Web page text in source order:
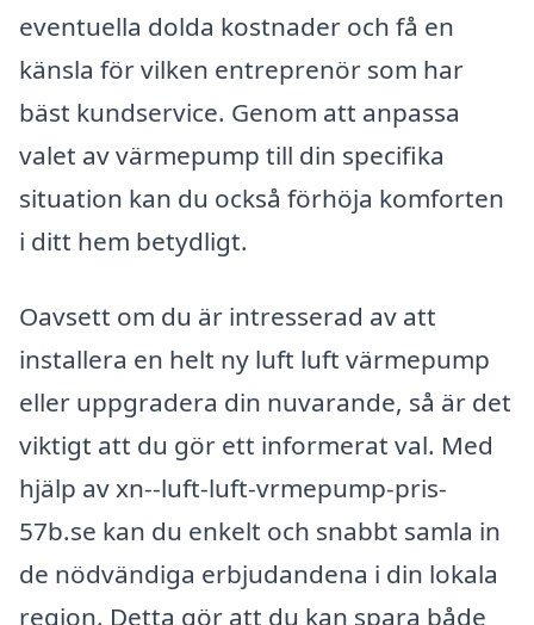
eventuella dolda kostnader och få en
känsla för vilken entreprenör som har
bäst kundservice. Genom att anpassa
valet av värmepump till din specifika
situation kan du också förhöja komforten
i ditt hem betydligt.
Oavsett om du är intresserad av att
installera en helt ny luft luft värmepump
eller uppgradera din nuvarande, så är det
viktigt att du gör ett informerat val. Med
hjälp av xn--luft-luft-vrmepump-pris-
57b.se kan du enkelt och snabbt samla in
de nödvändiga erbjudandena i din lokala
region. Detta gör att du kan spara både